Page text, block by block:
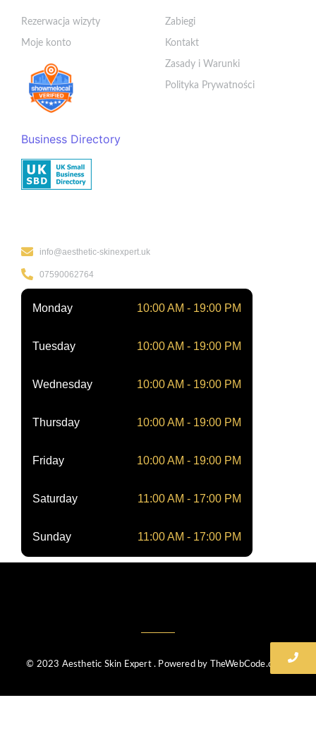
Rezerwacja wizyty
Moje konto
Business Directory
Zabiegi
Kontakt
Zasady i Warunki
Polityka Prywatności
info@aesthetic-skinexpert.uk
07590062764
Monday 10:00 AM - 19:00 PM
Tuesday 10:00 AM - 19:00 PM
Wednesday 10:00 AM - 19:00 PM
Thursday 10:00 AM - 19:00 PM
Friday 10:00 AM - 19:00 PM
Saturday 11:00 AM - 17:00 PM
Sunday 11:00 AM - 17:00 PM
© 2023 Aesthetic Skin Expert . Powered by TheWebCode.co.uk